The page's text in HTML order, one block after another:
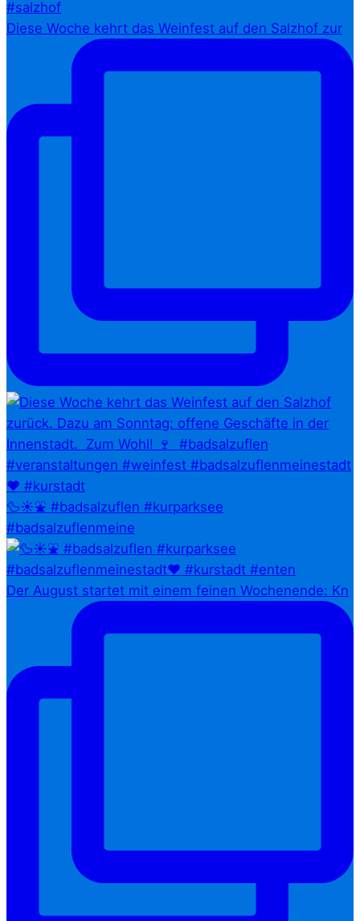
Diese Woche kehrt das Weinfest auf den Salzhof zur
🦆☀️⛲ #badsalzuflen #kurparksee
#badsalzuflenmeine
Der August startet mit einem feinen Wochenende: Kn